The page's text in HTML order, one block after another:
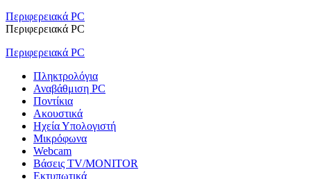
Περιφερειακά PC
Περιφερειακά PC
Περιφερειακά PC
Πληκτρολόγια
Αναβάθμιση PC
Ποντίκια
Ακουστικά
Ηχεία Υπολογιστή
Μικρόφωνα
Webcam
Βάσεις TV/MONITOR
Εκτυπωτικά